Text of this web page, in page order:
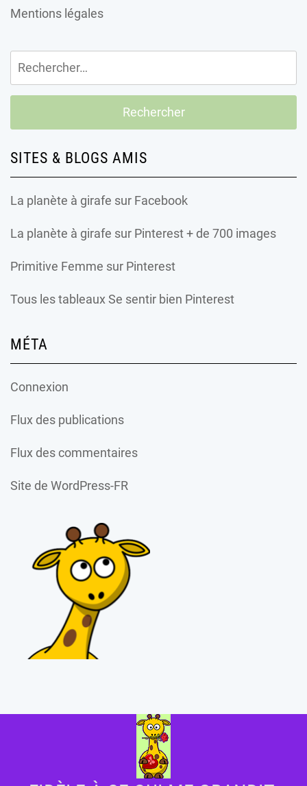
Mentions légales
Rechercher :
SITES & BLOGS AMIS
La planète à girafe sur Facebook
La planète à girafe sur Pinterest + de 700 images
Primitive Femme sur Pinterest
Tous les tableaux Se sentir bien Pinterest
MÉTA
Connexion
Flux des publications
Flux des commentaires
Site de WordPress-FR